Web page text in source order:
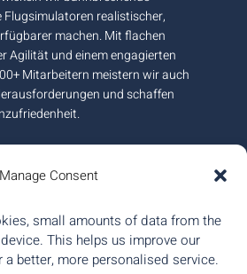
Manage Consent
small amounts of data from the
This helps us improve our
better, more personalised service.
Flugsimulatoren realistischer,
machen. Mit flachen
Agilität und einem engagierten
Mitarbeitern meistern wir auch
und schaffen
und Fertigungsstandort
garantieren wir höchste
und sind am internationalen
Büros in Kanada und Ungarn für